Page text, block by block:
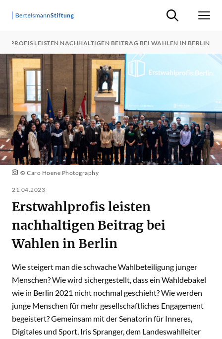
Suche ein-/
LEISTEN NACHHALTIGEN BEITRAG BEI WAHLEN IN BERLIN
© Caro Hoene Photography
21.04.2023
Erstwahlprofis leisten
nachhaltigen Beitrag bei
Wahlen in Berlin
Wie steigert man die schwache Wahlbeteiligung junger
Menschen? Wie wird sichergestellt, dass ein Wahldebakel
wie in Berlin 2021 nicht nochmal geschieht? Wie werden
junge Menschen für mehr gesellschaftliches Engagement
begeistert? Gemeinsam mit der Senatorin für Inneres,
Digitales und Sport, Iris Spranger, dem Landeswahlleiter